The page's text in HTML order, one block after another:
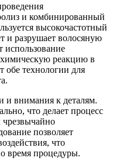
и комбинированный
высокочастотный
и разрушает волосяную
использование
химическую реакцию в
обе технологии для
и внимания к деталям.
что делает процесс
позволяет
что
время процедуры.